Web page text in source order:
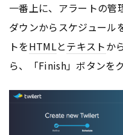
一番上に、アラートの管
ダウンからスケジュール
トをHTMLとテキストか
ら、「Finish」ボタンを